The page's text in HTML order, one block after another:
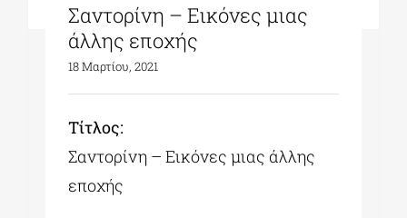
Σαντορίνη – Εικόνες μιας
άλλης εποχής
18 Μαρτίου, 2021
Tίτλος:
Σαντορίνη – Εικόνες μιας άλλης
εποχής